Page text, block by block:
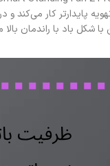
پایدارتر کار می‌کند
با راندمان بالا مجهز است،